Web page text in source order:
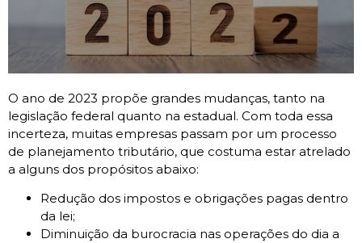
O ano de 2023 propõe grandes mudanças, tanto na
legislação federal quanto na estadual. Com toda essa
incerteza, muitas empresas passam por um processo
de planejamento tributário, que costuma estar atrelado
a alguns dos propósitos abaixo:
Redução dos impostos e obrigações pagas dentro
da lei;
Diminuição da burocracia nas operações do dia a